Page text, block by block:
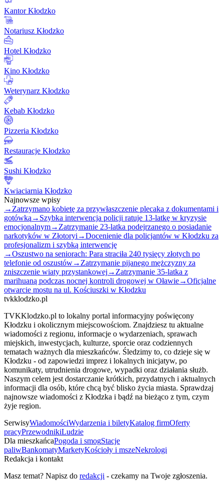
Kantor Kłodzko
Notariusz Kłodzko
Hotel Kłodzko
Kino Kłodzko
Weterynarz Kłodzko
Kebab Kłodzko
Pizzeria Kłodzko
Restauracje Kłodzko
Sushi Kłodzko
Kwiaciarnia Kłodzko
Najnowsze wpisy
→ Zatrzymano kobietę za przywłaszczenie plecaka z dokumentami i
gotówką → Szybka interwencja policji ratuje 13-latkę w kryzysie
emocjonalnym→ Zatrzymanie 23-latka podejrzanego o posiadanie
narkotyków w Złotoryi →Docenienie dla policjantów w Kłodzku za
profesjonalizm i szybką interwencję
→Oszustwo na seniorach: Para straciła 240 tysięcy złotych po
telefonie od oszustów→ Zatrzymanie pijanego mężczyzny za
zniszczenie wiaty przystankowej → Zatrzymanie 35-latka z
marihuaną podczas nocnej kontroli drogowej w Oławie→Oficjalne
otwarcie mostu na ul. Kościuszki w Kłodzku
tvkklodzko.pl
TVKKlodzko.pl to lokalny portal informacyjny poświęcony
Kłodzku i okolicznym miejscowościom. Znajdziesz tu aktualne
wiadomości z regionu, informacje o wydarzeniach, sprawach
miejskich, inwestycjach, kulturze, sporcie oraz codziennych
tematach ważnych dla mieszkańców. Śledzimy to, co dzieje się w
Kłodzku - od zapowiedzi imprez i lokalnych inicjatyw, po
komunikaty, utrudnienia drogowe, wypadki oraz działania służb.
Naszym celem jest dostarczanie krótkich, przydatnych i aktualnych
informacji dla osób, które chcą być blisko życia miasta. Sprawdzaj
najnowsze wiadomości z Kłodzka i bądź na bieżąco z tym, czym
żyje region.
SerwisyWiadomościWydarzenia i biletyKatalog firmOferty
pracyPrzewodnikiLudzie
Dla mieszkańcaPogoda i smogStacje
paliwBankomatyMarketyKościoły i mszeNekrologi
Redakcja i kontakt
Masz temat? Napisz do redakcji - czekamy na Twoje zgłoszenia.